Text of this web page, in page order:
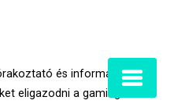
és informatív
eligazodni a gaming